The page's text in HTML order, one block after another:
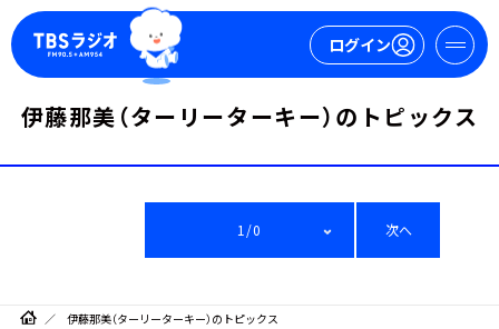
ログイン
伊藤那美（ターリーターキー）のトピックス
1/0 次へ
伊藤那美（ターリーターキー）のトピックス